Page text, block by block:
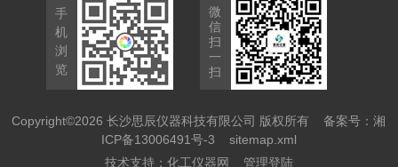
手
机
浏
览
微
信
扫
一
扫
Copyright©2026 长沙思辰仪器科技有限公司 版权所有备案号：湘
ICP备13006491号-3
sitemap.xml
技术支持： 化工仪器网 管理登陆